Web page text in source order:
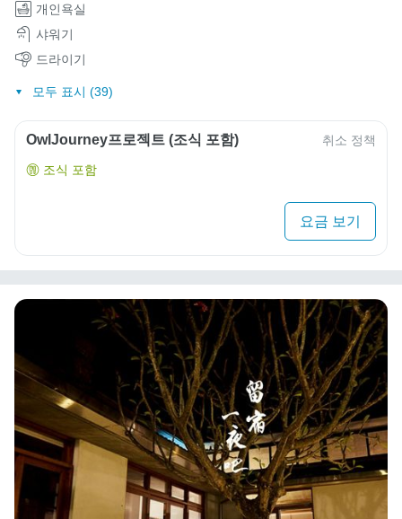
개인욕실
샤워기
드라이기
모두 표시 (39)
OwlJourney프로젝트 (조식 포함) 취소 정책
조식 포함
요금 보기